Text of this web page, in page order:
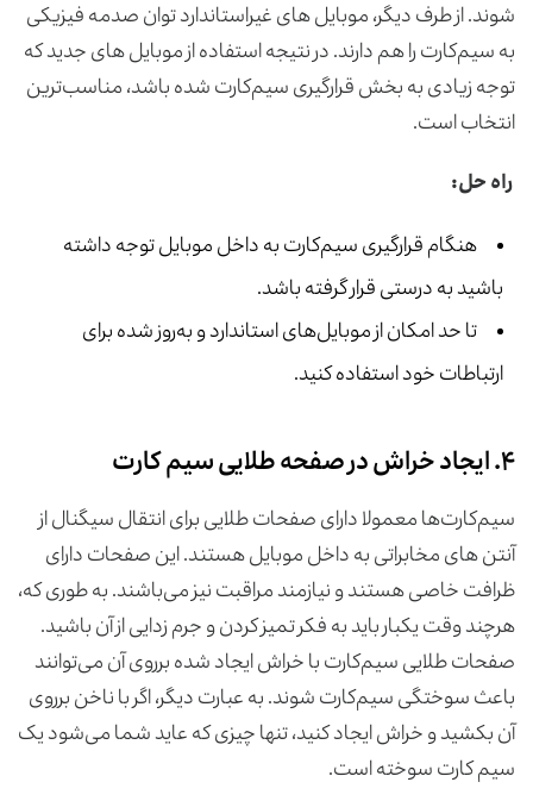
شوند. از طرف دیگر، موبایل های غیراستاندارد توان صدمه فیزیکی
به سیم‌کارت را هم دارند. در نتیجه استفاده از موبایل های جدید که
توجه زیادی به بخش قرارگیری سیم‌کارت شده باشد، مناسب‌ترین
انتخاب است.
راه حل:
هنگام قرارگیری سیم‌کارت به داخل موبایل توجه داشته
باشید به درستی قرار گرفته باشد.
تا حد امکان از موبایل‌های استاندارد و به‌روز شده برای
ارتباطات خود استفاده کنید.
۴. ایجاد خراش در صفحه طلایی سیم کارت
سیم‌کارت‌ها معمولا دارای صفحات طلایی برای انتقال سیگنال از
آنتن های مخابراتی به داخل موبایل هستند. این صفحات دارای
ظرافت خاصی هستند و نیازمند مراقبت نیز می‌باشند. به طوری که،
هرچند وقت یکبار باید به فکر تمیز کردن و جرم زدایی از آن باشید.
صفحات طلایی سیم‌کارت با خراش ایجاد شده برروی آن می‌توانند
باعث سوختگی سیم‌کارت شوند. به عبارت دیگر، اگر با ناخن برروی
آن بکشید و خراش ایجاد کنید، تنها چیزی که عاید شما می‌شود یک
سیم کارت سوخته است.